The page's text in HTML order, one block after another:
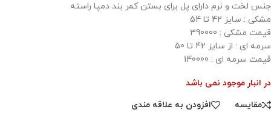
جنس لخت و نرم دارای پل برای بستن کمر بند دمپا راسته
مشکی : سایز 42 تا 54
قیمت مشکی : 390000
سرمه ای : از سایز 42 تا 50
قیمت سرمه ای : 140000
در انبار موجود نمی باشد
مقایسه
افزودن به علاقه مندی